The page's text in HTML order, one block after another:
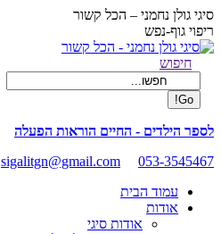
Skip
to
content
סיגי גולן נחמני – הכל קשור
ריפוי גוף-נפש
Facebook
opens
new
window
Search:
חיפוש
לספר הילדים - החיים הוראות הפעלה
sigalitgn@gmail.com
053-3545467
עמוד הבית
אודות
אודות סיגי